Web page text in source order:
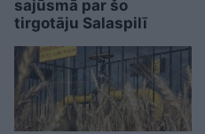
sajūsmā par šo
tirgotāju Salaspilī